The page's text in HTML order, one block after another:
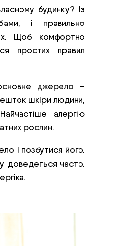
будинку? Із
і правильно
Щоб комфортно
простих правил
джерело –
шкіри людини,
алергію
рослин.
і позбутися його.
доведеться часто.